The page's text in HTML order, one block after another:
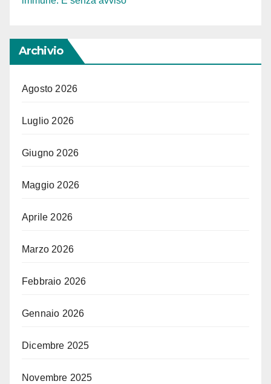
Archivio
Agosto 2026
Luglio 2026
Giugno 2026
Maggio 2026
Aprile 2026
Marzo 2026
Febbraio 2026
Gennaio 2026
Dicembre 2025
Novembre 2025